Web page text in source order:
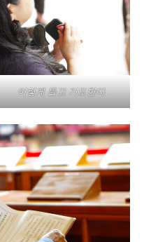
이렇게 들고 기도한다.